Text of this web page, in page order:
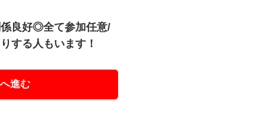
良好◎全て参加任意/
する人もいます！
進む